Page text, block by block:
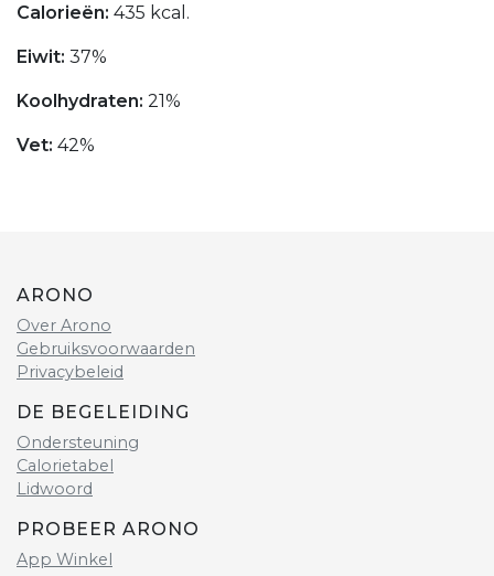
Calorieën: 435 kcal.
Eiwit: 37%
Koolhydraten: 21%
Vet: 42%
ARONO
Over Arono
Gebruiksvoorwaarden
Privacybeleid
DE BEGELEIDING
Ondersteuning
Calorietabel
Lidwoord
PROBEER ARONO
App Winkel